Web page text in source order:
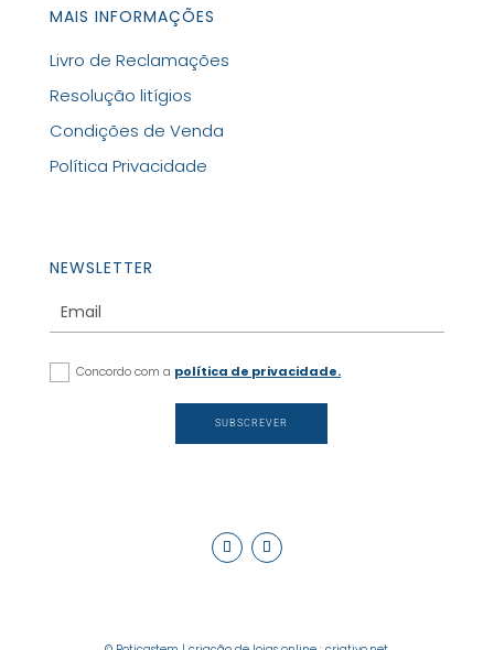
MAIS INFORMAÇÕES
Livro de Reclamações
Resolução litígios
Condições de Venda
Política Privacidade
NEWSLETTER
Concordo com a política de privacidade.
SUBSCREVER